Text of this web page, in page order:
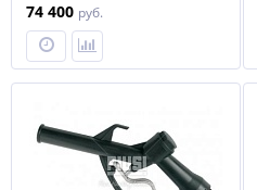
74 400 руб.